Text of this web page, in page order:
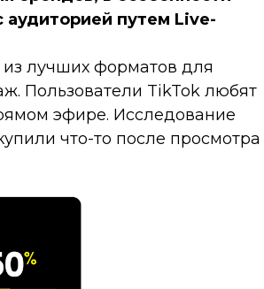
путем Live-
лучших форматов для
Пользователи TikTok любят
эфире. Исследование
что-то после просмотра